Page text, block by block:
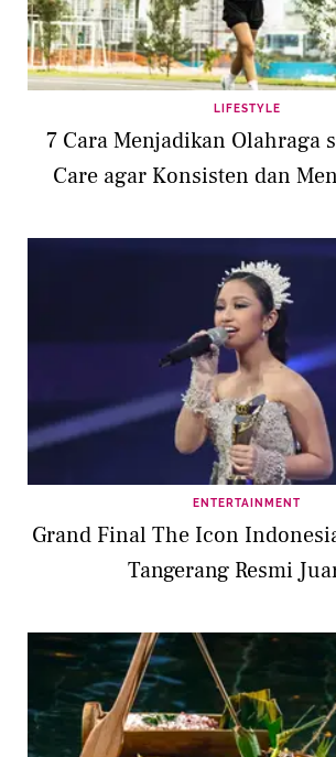
LIFESTYLE
7 Cara Menjadikan Olahraga
Care agar Konsisten dan
ENTERTAINMENT
Grand Final The Icon
Tangerang Resmi